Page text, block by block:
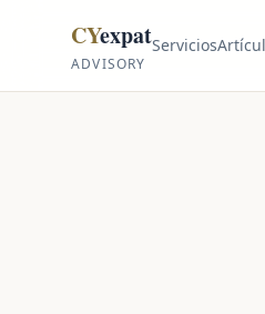
CYexpat
ADVISORY
Servicios